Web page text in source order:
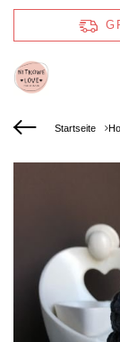
Startseite